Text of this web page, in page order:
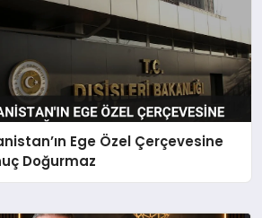
Ege Özel Çerçevesine
Doğurmaz